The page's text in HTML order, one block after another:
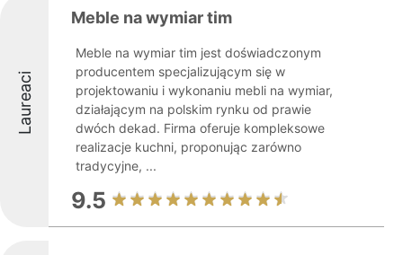
Laureaci
Meble na wymiar tim
Meble na wymiar tim jest doświadczonym
producentem specjalizującym się w
projektowaniu i wykonaniu mebli na wymiar,
działającym na polskim rynku od prawie
dwóch dekad. Firma oferuje kompleksowe
realizacje kuchni, proponując zarówno
tradycyjne, ...
9.5